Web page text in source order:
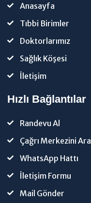
Anasayfa
Tıbbi Birimler
Doktorlarımız
Sağlık Köşesi
İletişim
Hızlı Bağlantılar
Randevu Al
Çağrı Merkezini Ara
WhatsApp Hattı
İletişim Formu
Mail Gönder